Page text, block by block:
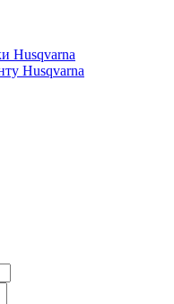
Husqvarna
Husqvarna